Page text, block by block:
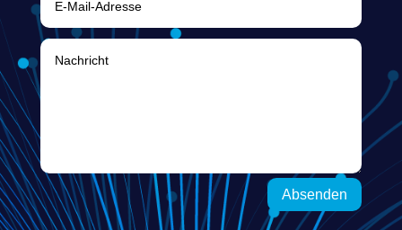
Absenden